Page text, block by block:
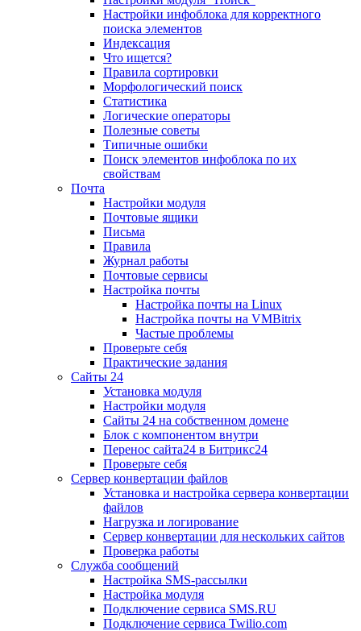
Настройки инфоблока для корректного
поиска элементов
Индексация
Что ищется?
Правила сортировки
Морфологический поиск
Статистика
Логические операторы
Полезные советы
Типичные ошибки
Поиск элементов инфоблока по их
свойствам
Почта
Настройки модуля
Почтовые ящики
Письма
Правила
Журнал работы
Почтовые сервисы
Настройка почты
Настройка почты на Linux
Настройка почты на VMBitrix
Частые проблемы
Проверьте себя
Практические задания
Сайты 24
Установка модуля
Настройки модуля
Сайты 24 на собственном домене
Блок с компонентом внутри
Перенос сайта24 в Битрикс24
Проверьте себя
Сервер конвертации файлов
Установка и настройка сервера конвертации
файлов
Нагрузка и логирование
Сервер конвертации для нескольких сайтов
Проверка работы
Служба сообщений
Настройка SMS-рассылки
Настройка модуля
Подключение сервиса SMS.RU
Подключение сервиса Twilio.com